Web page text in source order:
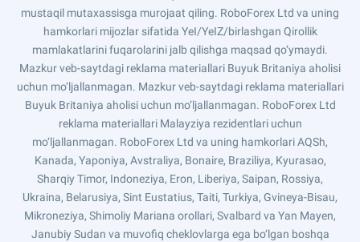
mustaqil mutaxassisga murojaat qiling. RoboForex Ltd va uning
hamkorlari mijozlar sifatida YeI/YeIZ/birlashgan Qirollik
mamlakatlarini fuqarolarini jalb qilishga maqsad qo‘ymaydi.
Mazkur veb-saytdagi reklama materiallari Buyuk Britaniya aholisi
uchun mo‘ljallanmagan. Mazkur veb-saytdagi reklama materiallari
Buyuk Britaniya aholisi uchun mo‘ljallanmagan. RoboForex Ltd
reklama materiallari Malayziya rezidentlari uchun
mo‘ljallanmagan. RoboForex Ltd va uning hamkorlari AQSh,
Kanada, Yaponiya, Avstraliya, Bonaire, Braziliya, Kyurasao,
Sharqiy Timor, Indoneziya, Eron, Liberiya, Saipan, Rossiya,
Ukraina, Belarusiya, Sint Eustatius, Taiti, Turkiya, Gvineya-Bisau,
Mikroneziya, Shimoliy Mariana orollari, Svalbard va Yan Mayen,
Janubiy Sudan va muvofiq cheklovlarga ega bo‘lgan boshqa